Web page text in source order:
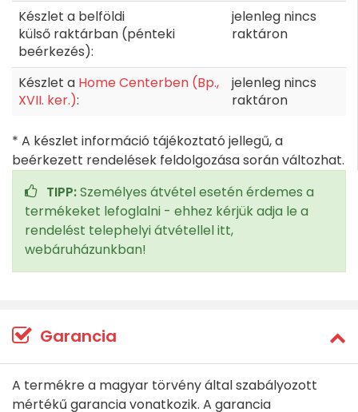
Készlet a belföldi
külső raktárban (pénteki
beérkezés):
jelenleg nincs
raktáron
Készlet a Home Centerben (Bp.,
XVII. ker.):
jelenleg nincs
raktáron
* A készlet információ tájékoztató jellegű, a
beérkezett rendelések feldolgozása során változhat.
TIPP:Személyes átvétel esetén érdemes a
termékeket lefoglalni - ehhez kérjük adja le a
rendelést telephelyi átvétellel itt,
webáruházunkban!
Garancia
A termékre a magyar törvény által szabályozott
mértékű garancia vonatkozik. A garancia